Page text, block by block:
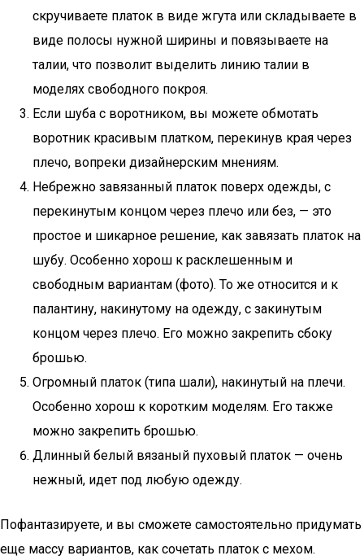
скручиваете платок в виде жгута или складываете в
виде полосы нужной ширины и повязываете на
талии, что позволит выделить линию талии в
моделях свободного покроя.
Если шуба с воротником, вы можете обмотать
воротник красивым платком, перекинув края через
плечо, вопреки дизайнерским мнениям.
Небрежно завязанный платок поверх одежды, с
перекинутым концом через плечо или без, — это
простое и шикарное решение, как завязать платок на
шубу. Особенно хорош к расклешенным и
свободным вариантам (фото). То же относится и к
палантину, накинутому на одежду, с закинутым
концом через плечо. Его можно закрепить сбоку
брошью.
Огромный платок (типа шали), накинутый на плечи.
Особенно хорош к коротким моделям. Его также
можно закрепить брошью.
Длинный белый вязаный пуховый платок — очень
нежный, идет под любую одежду.
Пофантазируете, и вы сможете самостоятельно придумать
еще массу вариантов, как сочетать платок с мехом.